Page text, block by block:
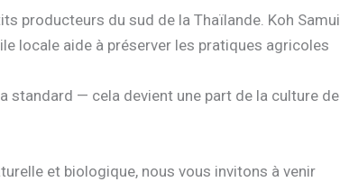
producteurs du sud de la Thaïlande. Koh Samui
locale aide à préserver les pratiques agricoles
standard — cela devient une part de la culture de
et biologique, nous vous invitons à venir